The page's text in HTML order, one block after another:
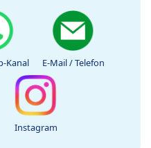
Kanal E-Mail / Telefon
Instagram